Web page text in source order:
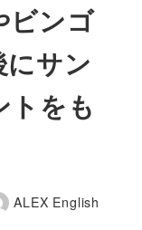
ビンゴ
サン
トをも
ALEX English